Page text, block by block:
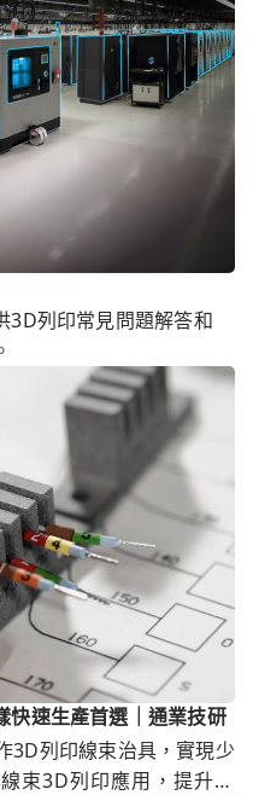
3D列印常見問題解答和
快速生產首選｜通業技研
3D列印線束治具，實現少
束3D列印應用，提升效